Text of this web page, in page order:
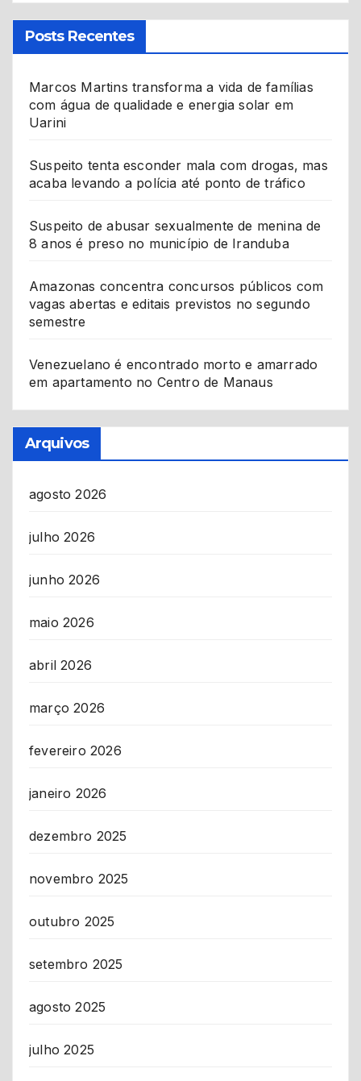
Posts Recentes
Marcos Martins transforma a vida de famílias
com água de qualidade e energia solar em
Uarini
Suspeito tenta esconder mala com drogas, mas
acaba levando a polícia até ponto de tráfico
Suspeito de abusar sexualmente de menina de
8 anos é preso no município de Iranduba
Amazonas concentra concursos públicos com
vagas abertas e editais previstos no segundo
semestre
Venezuelano é encontrado morto e amarrado
em apartamento no Centro de Manaus
Arquivos
agosto 2026
julho 2026
junho 2026
maio 2026
abril 2026
março 2026
fevereiro 2026
janeiro 2026
dezembro 2025
novembro 2025
outubro 2025
setembro 2025
agosto 2025
julho 2025